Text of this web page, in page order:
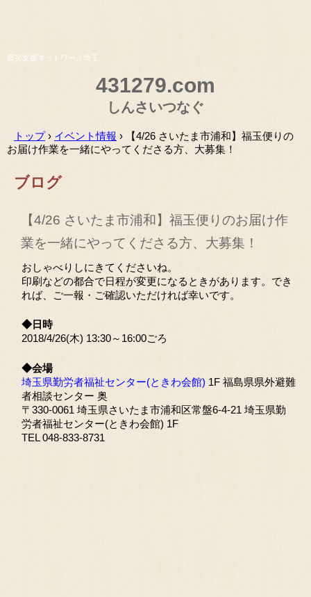
震災支援ネットワーク埼玉
431279.com
しんさいつなぐ
トップ› イベント情報 ›
【4/26 さいたま市浦和】福玉便りの
お届け作業を一緒にやってくださる方、大募集！
ブログ
【4/26 さいたま市浦和】福玉便りのお届け作
業を一緒にやってくださる方、大募集！
おしゃべりしにきてくださいね。
印刷などの都合で日程が変更になるときがあります。でき
れば、ご一報・ご確認いただければ幸いです。
◆日時
2018/4/26(木) 13:30～16:00ごろ
◆会場
埼玉県勤労者福祉センター(ときわ会館) 1F 福島県県外避難
者相談センター 奥
〒330-0061 埼玉県さいたま市浦和区常盤6-4-21 埼玉県勤
労者福祉センター(ときわ会館) 1F
TEL 048-833-8731